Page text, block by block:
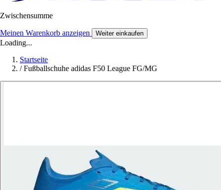
Zwischensumme
Meinen Warenkorb anzeigen Weiter einkaufen
Loading...
Startseite
/ Fußballschuhe adidas F50 League FG/MG